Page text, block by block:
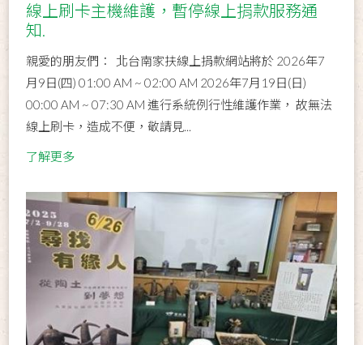
線上刷卡主機維護，暫停線上捐款服務通
知.
親愛的朋友們： 北台南家扶線上捐款網站將於 2026年7
月9日(四) 01:00 AM ~ 02:00 AM 2026年7月19日(日)
00:00 AM ~ 07:30 AM 進行系統例行性維護作業， 故無法
線上刷卡，造成不便，敬請見...
了解更多